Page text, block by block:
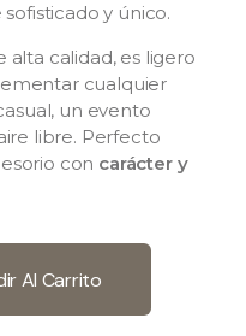
y único.
alta calidad, es ligero
cualquier
un evento
libre. Perfecto
con carácter y
Al Carrito